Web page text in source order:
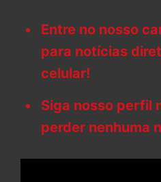
Entre no nosso
para notícias
celular!
Siga nosso perfil
perder nenhuma